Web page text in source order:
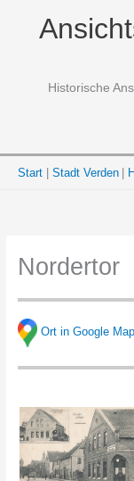
Historische
Start Stadt Verden
Nordertor
Ort in Google